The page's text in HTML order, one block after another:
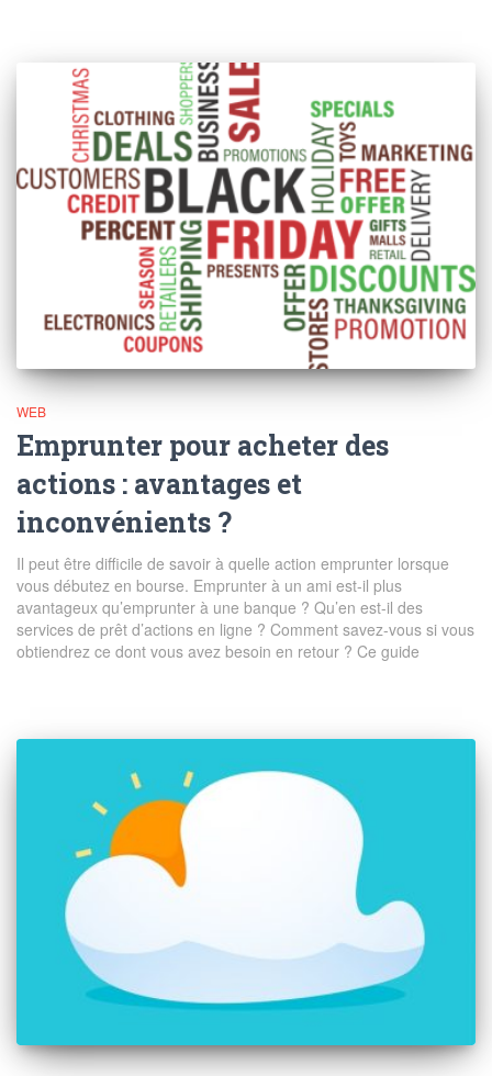
WEB
Emprunter pour acheter des
actions : avantages et
inconvénients ?
Il peut être difficile de savoir à quelle action emprunter lorsque
vous débutez en bourse. Emprunter à un ami est-il plus
avantageux qu’emprunter à une banque ? Qu’en est-il des
services de prêt d’actions en ligne ? Comment savez-vous si vous
obtiendrez ce dont vous avez besoin en retour ? Ce guide